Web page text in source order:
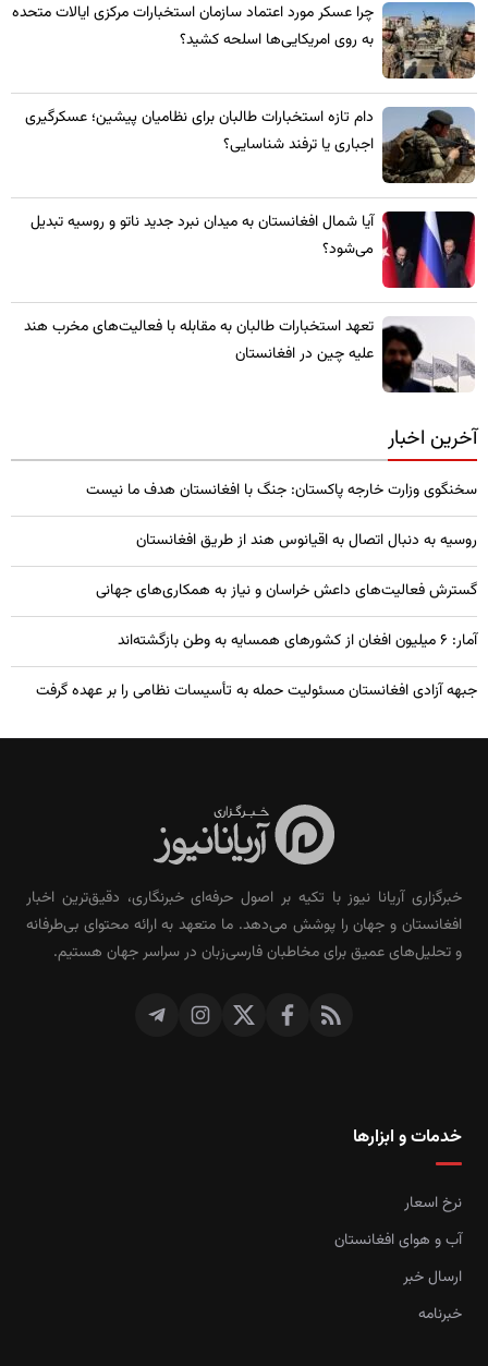
چرا عسکر مورد اعتماد سازمان استخبارات مرکزی ایالات متحده
به روی امریکایی‌ها اسلحه کشید؟
​دام تازه استخبارات طالبان برای نظامیان پیشین؛ عسکرگیری
اجباری یا ترفند شناسایی؟
​آیا شمال افغانستان به میدان نبرد جدید ناتو و روسیه تبدیل
می‌شود؟
تعهد استخبارات طالبان به مقابله با فعالیت‌های مخرب هند
علیه چین در افغانستان
آخرین اخبار
سخنگوی وزارت خارجه پاکستان: جنگ با افغانستان هدف ما نیست
روسیه به دنبال اتصال به اقیانوس هند از طریق افغانستان
گسترش فعالیت‌های داعش خراسان و نیاز به همکاری‌های جهانی
آمار: ۶ میلیون افغان از کشورهای همسایه به وطن بازگشته‌اند
جبهه آزادی افغانستان مسئولیت حمله به تأسیسات نظامی را بر عهده گرفت
خبرگزاری آریانا نیوز با تکیه بر اصول حرفه‌ای خبرنگاری، دقیق‌ترین اخبار
افغانستان و جهان را پوشش می‌دهد. ما متعهد به ارائه محتوای بی‌طرفانه
و تحلیل‌های عمیق برای مخاطبان فارسی‌زبان در سراسر جهان هستیم.
خدمات و ابزارها
نرخ اسعار
آب و هوای افغانستان
ارسال خبر
خبرنامه